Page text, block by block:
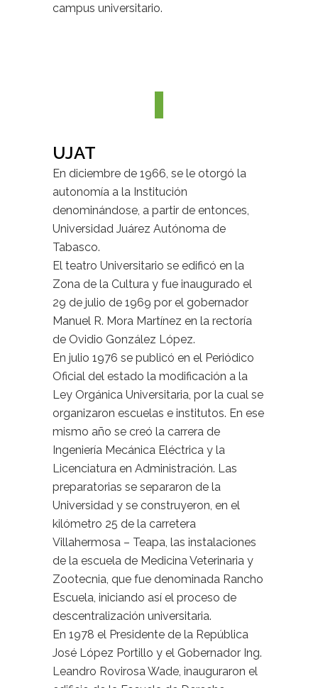
campus universitario.
UJAT
En diciembre de 1966, se le otorgó la
autonomía a la Institución
denominándose, a partir de entonces,
Universidad Juárez Autónoma de
Tabasco.
El teatro Universitario se edificó en la
Zona de la Cultura y fue inaugurado el
29 de julio de 1969 por el gobernador
Manuel R. Mora Martínez en la rectoría
de Ovidio González López.
En julio 1976 se publicó en el Periódico
Oficial del estado la modificación a la
Ley Orgánica Universitaria, por la cual se
organizaron escuelas e institutos. En ese
mismo año se creó la carrera de
Ingeniería Mecánica Eléctrica y la
Licenciatura en Administración. Las
preparatorias se separaron de la
Universidad y se construyeron, en el
kilómetro 25 de la carretera
Villahermosa – Teapa, las instalaciones
de la escuela de Medicina Veterinaria y
Zootecnia, que fue denominada Rancho
Escuela, iniciando así el proceso de
descentralización universitaria.
En 1978 el Presidente de la República
José López Portillo y el Gobernador Ing.
Leandro Rovirosa Wade, inauguraron el